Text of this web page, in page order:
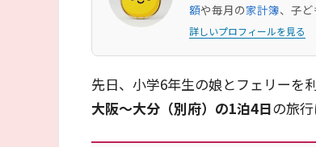
額や毎月の家計簿、子ど
詳しいプロフィールを見る
先日、小学6年生の娘とフェリーを
大阪～大分（別府）の1泊4日の旅